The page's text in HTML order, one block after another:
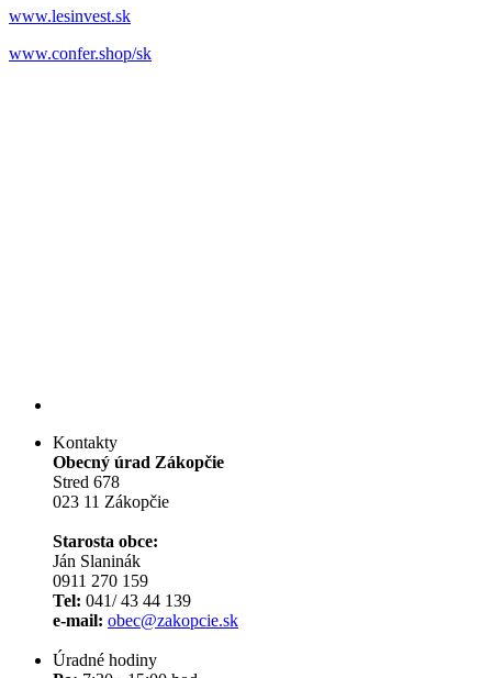
www.lesinvest.sk
www.confer.shop/sk
Kontakty
Obecný úrad Zákopčie
Stred 678
023 11 Zákopčie
Starosta obce:
Ján Slaninák
0911 270 159
Tel: 041/ 43 44 139
e-mail: obec@zakopcie.sk
Úradné hodiny